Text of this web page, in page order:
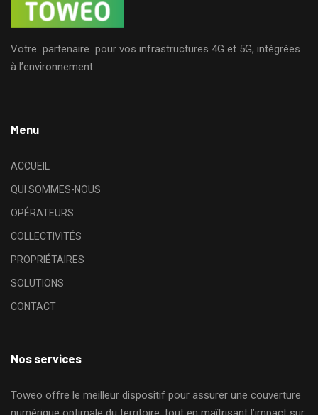
Votre partenaire pour vos infrastructures 4G et 5G, intégrées
à l’environnement.
Menu
ACCUEIL
QUI SOMMES-NOUS
OPÉRATEURS
COLLECTIVITÉS
PROPRIÉTAIRES
SOLUTIONS
CONTACT
Nos services
Toweo offre le meilleur dispositif pour assurer une couverture